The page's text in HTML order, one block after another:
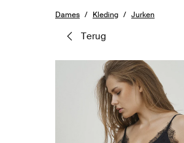
Dames Kleding Jurken
terug